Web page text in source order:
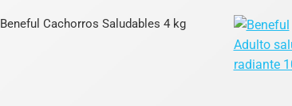
Beneful Cachorros Saludables 4 kg